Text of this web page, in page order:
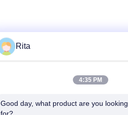
Rita
4:35 PM
Good day, what product are you looking